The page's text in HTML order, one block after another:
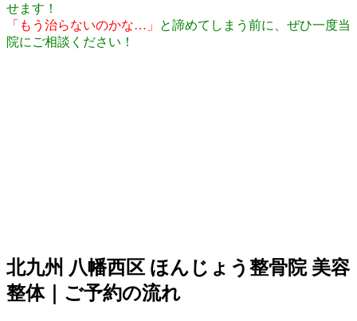
せます！
「もう治らないのかな…」
と諦めてしまう前に、ぜひ一度当
院にご相談ください！
北九州 八幡西区 ほんじょう整骨院 美容
整体｜ご予約の流れ